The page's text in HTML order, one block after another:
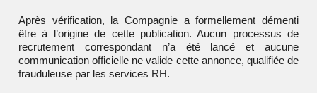
Après vérification, la Compagnie a formellement démenti
être à l’origine de cette publication. Aucun processus de
recrutement correspondant n’a été lancé et aucune
communication officielle ne valide cette annonce, qualifiée de
frauduleuse par les services RH.